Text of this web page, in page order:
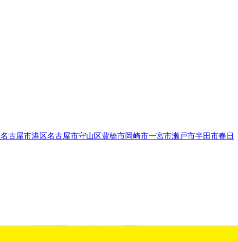
名古屋市港区名古屋市守山区豊橋市岡崎市一宮市瀬戸市半田市春日